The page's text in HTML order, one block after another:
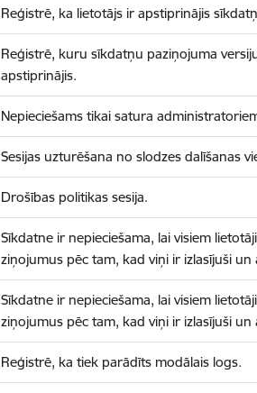
Reģistrē, ka lietotājs ir apstiprinājis
Reģistrē, kuru sīkdatņu paziņojuma
apstiprinājis.
Nepieciešams tikai satura
Sesijas uzturēšana no slodzes dalīšanas
Drošības politikas sesija.
Sīkdatne ir nepieciešama, lai visiem
ziņojumus pēc tam, kad viņi ir izlasījuši un
Sīkdatne ir nepieciešama, lai visiem
ziņojumus pēc tam, kad viņi ir izlasījuši un
Reģistrē, ka tiek parādīts modālais logs.